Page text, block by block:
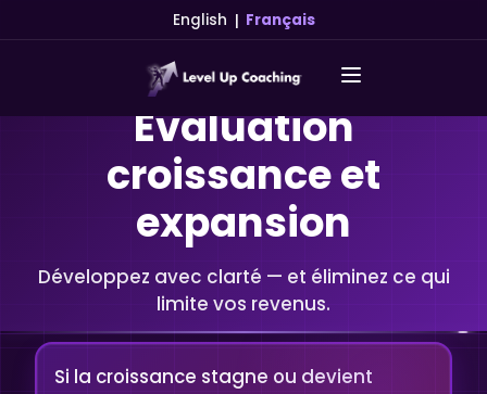
English | Français
Évaluation
croissance et
expansion
Développez avec clarté — et éliminez ce qui
limite vos revenus.
Si la croissance stagne ou devient